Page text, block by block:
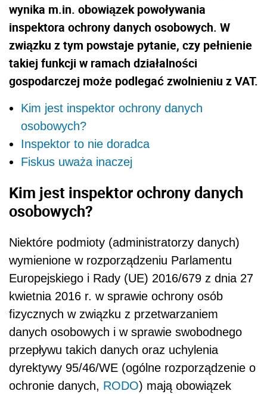
wynika m.in. obowiązek powoływania
inspektora ochrony danych osobowych. W
związku z tym powstaje pytanie, czy pełnienie
takiej funkcji w ramach działalności
gospodarczej może podlegać zwolnieniu z VAT.
Kim jest inspektor ochrony danych
osobowych?
Inspektor to nie doradca
Fiskus uważa inaczej
Kim jest inspektor ochrony danych
osobowych?
Niektóre podmioty (administratorzy danych)
wymienione w rozporządzeniu Parlamentu
Europejskiego i Rady (UE) 2016/679 z dnia 27
kwietnia 2016 r. w sprawie ochrony osób
fizycznych w związku z przetwarzaniem
danych osobowych i w sprawie swobodnego
przepływu takich danych oraz uchylenia
dyrektywy 95/46/WE (ogólne rozporządzenie o
ochronie danych, RODO) mają obowiązek